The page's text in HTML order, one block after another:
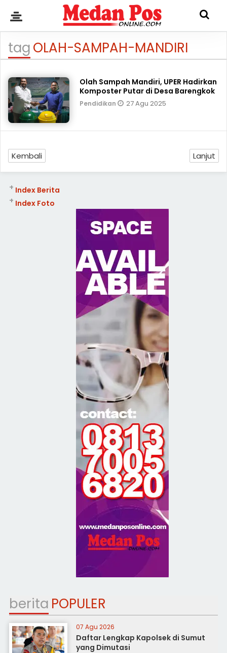
tagOLAH-SAMPAH-MANDIRI
Olah Sampah Mandiri, UPER Hadirkan
Komposter Putar di Desa Barengkok
Pendidikan 27 Agu 2025
Kembali Lanjut
Index Berita
+
Index Foto
+
berita POPULER
07 Agu 2026
Daftar Lengkap Kapolsek di Sumut
yang Dimutasi